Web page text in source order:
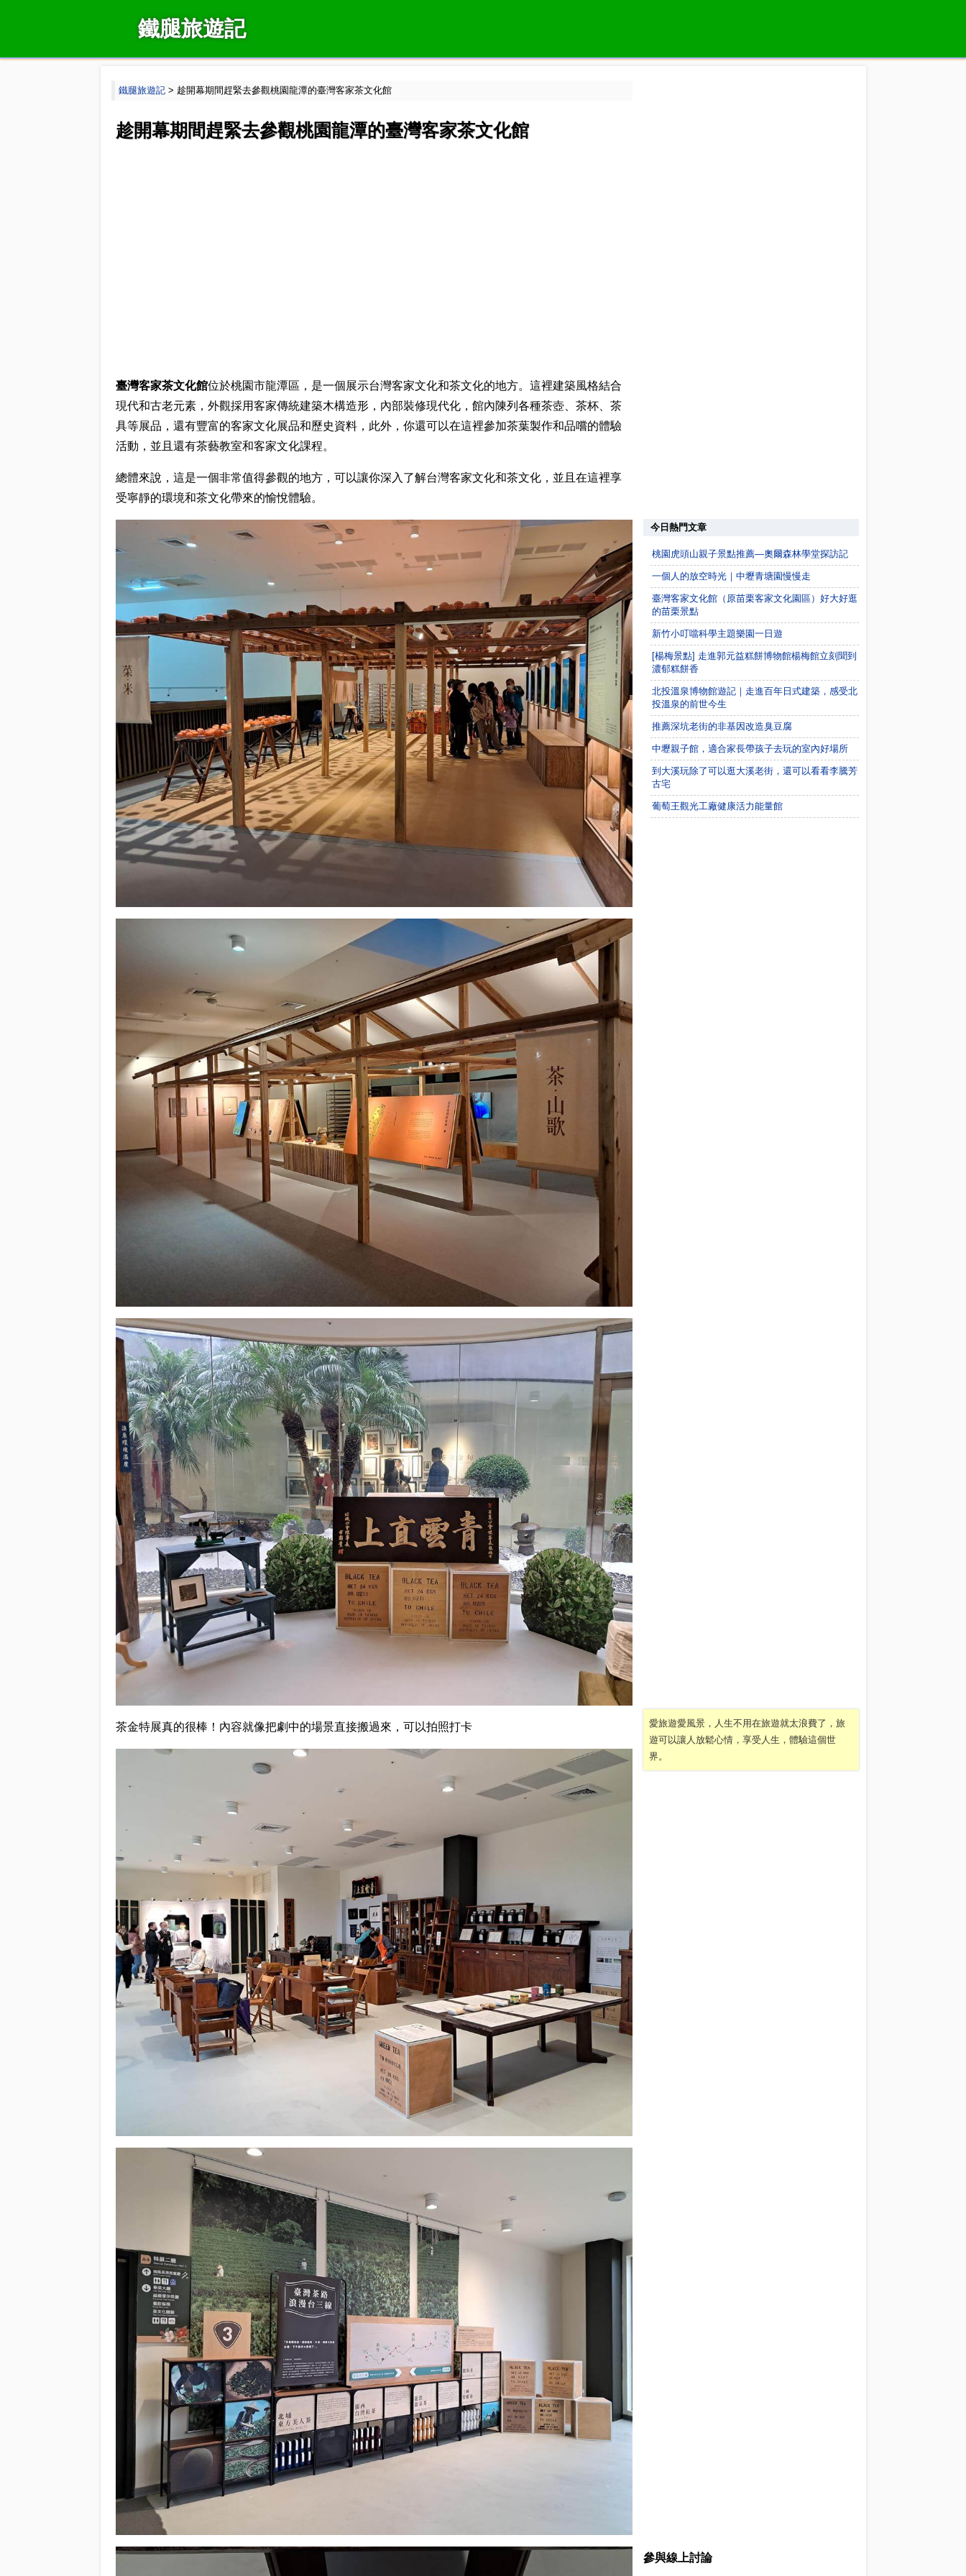
鐵腿旅遊記
鐵腿旅遊記> 趁開幕期間趕緊去參觀桃園龍潭的臺灣客家茶文化館
趁開幕期間趕緊去參觀桃園龍潭的臺灣客家茶文化館
臺灣客家茶文化館位於桃園市龍潭區，是一個展示台灣客家文化和茶文化的地方。這裡建築風格結合
現代和古老元素，外觀採用客家傳統建築木構造形，內部裝修現代化，館內陳列各種茶壺、茶杯、茶
具等展品，還有豐富的客家文化展品和歷史資料，此外，你還可以在這裡參加茶葉製作和品嚐的體驗
活動，並且還有茶藝教室和客家文化課程。
總體來說，這是一個非常值得參觀的地方，可以讓你深入了解台灣客家文化和茶文化，並且在這裡享
受寧靜的環境和茶文化帶來的愉悅體驗。
茶金特展真的很棒！內容就像把劇中的場景直接搬過來，可以拍照打卡
今日熱門文章
桃園虎頭山親子景點推薦—奧爾森林學堂探訪記
一個人的放空時光｜中壢青塘園慢慢走
臺灣客家文化館（原苗栗客家文化園區）好大好逛
的苗栗景點
新竹小叮噹科學主題樂園一日遊
[楊梅景點] 走進郭元益糕餅博物館楊梅館立刻聞到
濃郁糕餅香
北投溫泉博物館遊記｜走進百年日式建築，感受北
投溫泉的前世今生
推薦深坑老街的非基因改造臭豆腐
中壢親子館，適合家長帶孩子去玩的室內好場所
到大溪玩除了可以逛大溪老街，還可以看看李騰芳
古宅
葡萄王觀光工廠健康活力能量館
愛旅遊愛風景，人生不用在旅遊就太浪費了，旅
遊可以讓人放鬆心情，享受人生，體驗這個世
界。
參與線上討論